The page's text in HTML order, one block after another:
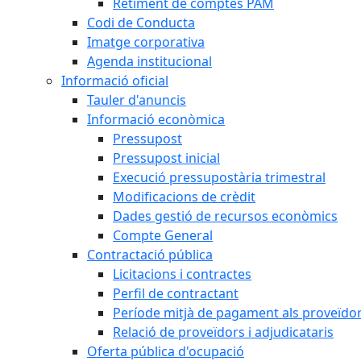
Codi de Conducta
Imatge corporativa
Agenda institucional
Informació oficial
Tauler d'anuncis
Informació econòmica
Pressupost
Pressupost inicial
Execució pressupostària trimestral
Modificacions de crèdit
Dades gestió de recursos econòmics
Compte General
Contractació pública
Licitacions i contractes
Perfil de contractant
Període mitjà de pagament als
Relació de proveïdors i adjudicataris
Oferta pública d'ocupació